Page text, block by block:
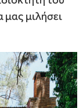
μας μιλήσει